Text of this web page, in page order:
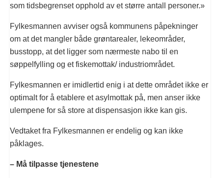
som tidsbegrenset opphold av et større antall personer.»
Fylkesmannen avviser også kommunens påpekninger
om at det mangler både grøntarealer, lekeområder,
busstopp, at det ligger som nærmeste nabo til en
søppelfylling og et fiskemottak/ industriområdet.
Fylkesmannen er imidlertid enig i at dette området ikke er
optimalt for å etablere et asylmottak på, men anser ikke
ulempene for så store at dispensasjon ikke kan gis.
Vedtaket fra Fylkesmannen er endelig og kan ikke
påklages.
– Må tilpasse tjenestene